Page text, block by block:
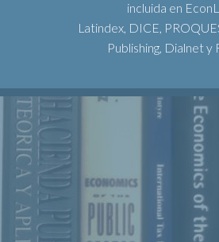
incluida en
Latindex, DICE,
Publishing, Dialnet y